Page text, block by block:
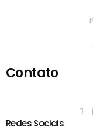
Contato
Redes Sociais